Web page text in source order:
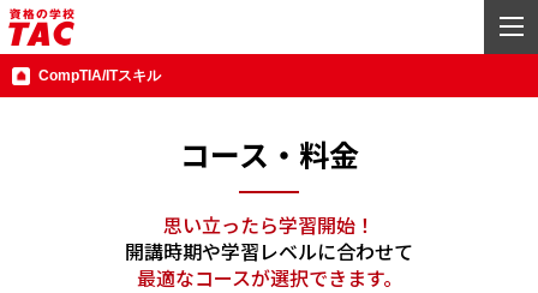
CompTIA/ITスキル
コース・料金
思い立ったら学習開始！
開講時期や学習レベルに合わせて
最適なコースが選択できます。